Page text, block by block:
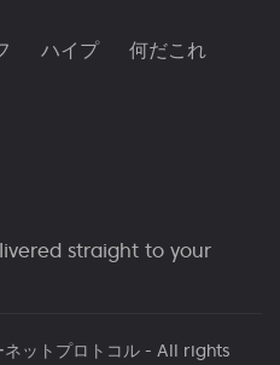
ハイプ 何だこれ
straight to your
ネットプロトコル- All rights